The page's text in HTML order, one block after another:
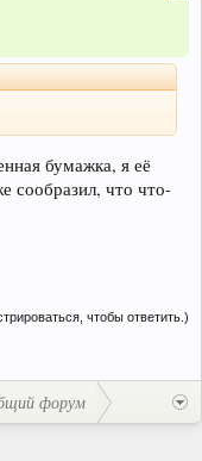
бумажка, я её
сообразил, что что-
чтобы ответить.)
форум